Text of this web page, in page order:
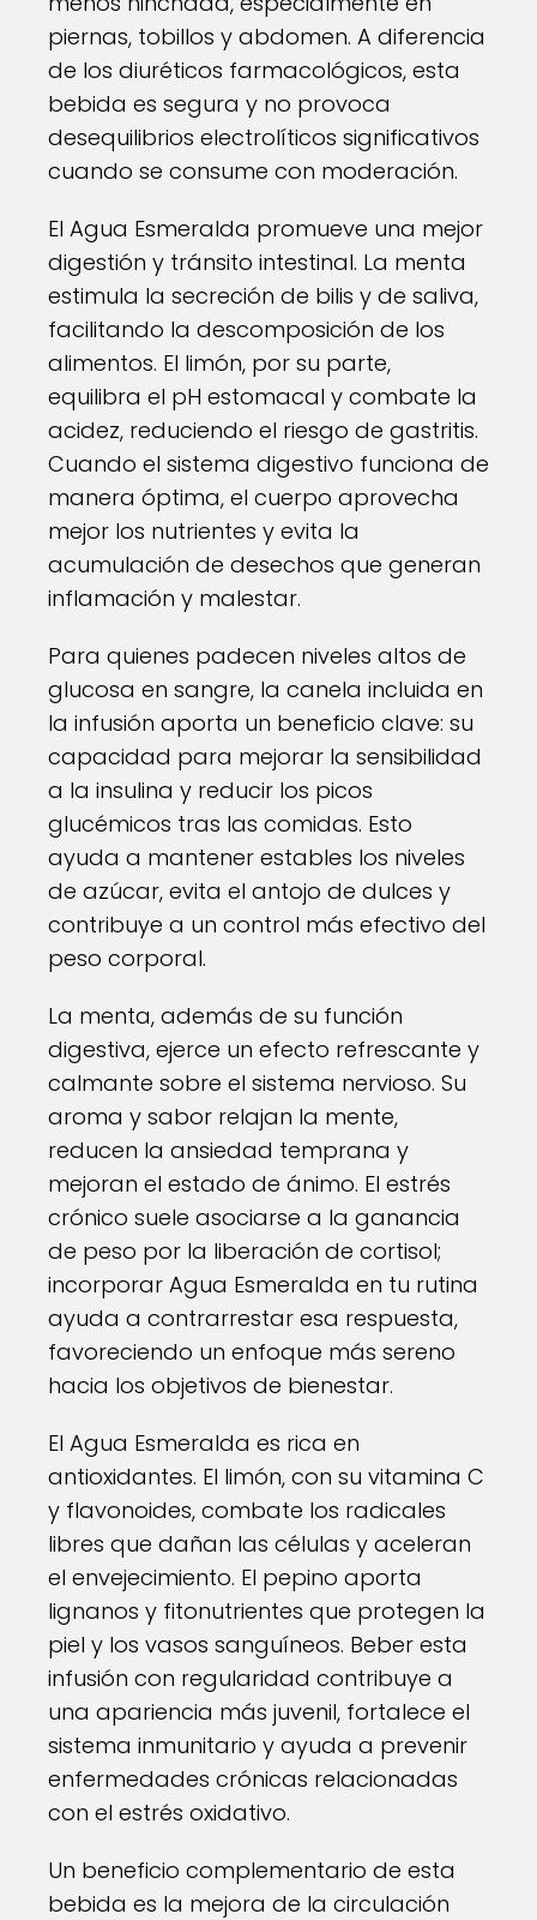
piernas, tobillos y abdomen. A diferencia
de los diuréticos farmacológicos, esta
bebida es segura y no provoca
desequilibrios electrolíticos significativos
cuando se consume con moderación.
El Agua Esmeralda promueve una mejor
digestión y tránsito intestinal. La menta
estimula la secreción de bilis y de saliva,
facilitando la descomposición de los
alimentos. El limón, por su parte,
equilibra el pH estomacal y combate la
acidez, reduciendo el riesgo de gastritis.
Cuando el sistema digestivo funciona de
manera óptima, el cuerpo aprovecha
mejor los nutrientes y evita la
acumulación de desechos que generan
inflamación y malestar.
Para quienes padecen niveles altos de
glucosa en sangre, la canela incluida en
la infusión aporta un beneficio clave: su
capacidad para mejorar la sensibilidad
a la insulina y reducir los picos
glucémicos tras las comidas. Esto
ayuda a mantener estables los niveles
de azúcar, evita el antojo de dulces y
contribuye a un control más efectivo del
peso corporal.
La menta, además de su función
digestiva, ejerce un efecto refrescante y
calmante sobre el sistema nervioso. Su
aroma y sabor relajan la mente,
reducen la ansiedad temprana y
mejoran el estado de ánimo. El estrés
crónico suele asociarse a la ganancia
de peso por la liberación de cortisol;
incorporar Agua Esmeralda en tu rutina
ayuda a contrarrestar esa respuesta,
favoreciendo un enfoque más sereno
hacia los objetivos de bienestar.
El Agua Esmeralda es rica en
antioxidantes. El limón, con su vitamina C
y flavonoides, combate los radicales
libres que dañan las células y aceleran
el envejecimiento. El pepino aporta
lignanos y fitonutrientes que protegen la
piel y los vasos sanguíneos. Beber esta
infusión con regularidad contribuye a
una apariencia más juvenil, fortalece el
sistema inmunitario y ayuda a prevenir
enfermedades crónicas relacionadas
con el estrés oxidativo.
Un beneficio complementario de esta
bebida es la mejora de la circulación